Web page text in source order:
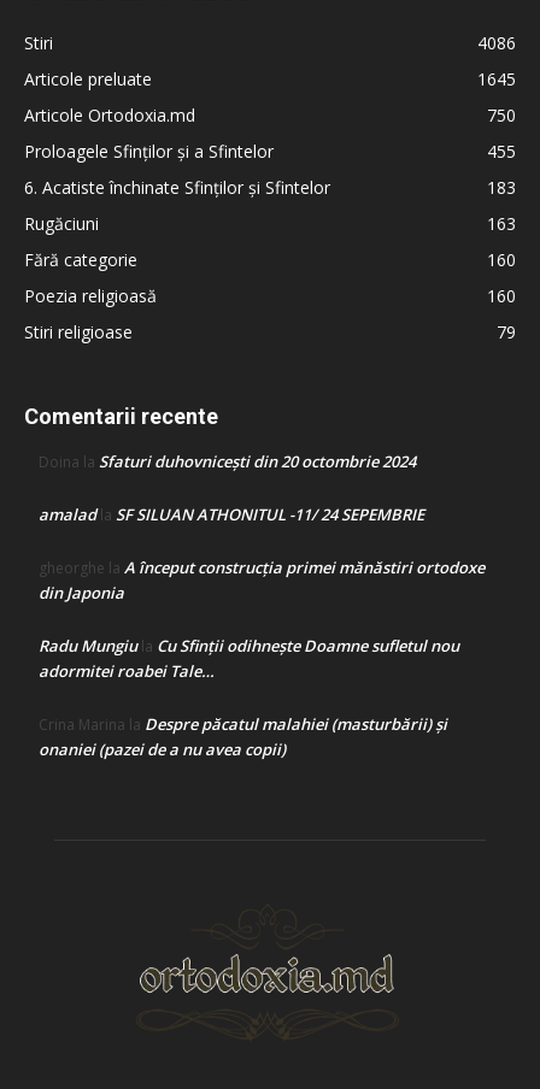
Stiri
4086
Articole preluate
1645
Articole Ortodoxia.md
750
Proloagele Sfinților și a Sfintelor
455
6. Acatiste închinate Sfinților și Sfintelor
183
Rugăciuni
163
Fără categorie
160
Poezia religioasă
160
Stiri religioase
79
Comentarii recente
Doina la Sfaturi duhovnicești din 20 octombrie 2024
amaladla SF SILUAN ATHONITUL -11/ 24 SEPEMBRIE
gheorghe la A început construcţia primei mănăstiri ortodoxe
din Japonia
Radu Mungiula Cu Sfinții odihnește Doamne sufletul nou
adormitei roabei Tale…
Crina Marina la Despre păcatul malahiei (masturbării) şi
onaniei (pazei de a nu avea copii)